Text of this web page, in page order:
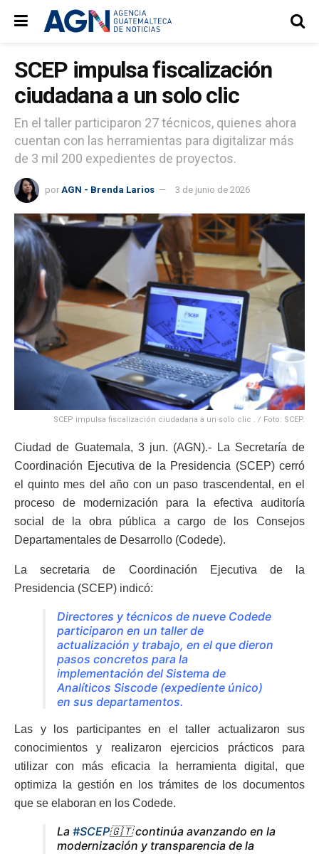
SCEP impulsa fiscalización
ciudadana a un solo clic
En el taller participaron 27 técnicos, quienes ahora
cuentan con las herramientas para digitalizar más
de 3 mil 200 expedientes de proyectos.
por AGN - Brenda Larios 3 de junio de 2026
SCEP impulsa fiscalización ciudadana a un solo clic . / Foto: SCEP.
Ciudad de Guatemala, 3 jun. (AGN).- La Secretaría de
Coordinación Ejecutiva de la Presidencia (SCEP) cerró
el quinto mes del año con un paso trascendental, en el
proceso de modernización para la efectiva auditoría
social de la obra pública a cargo de los Consejos
Departamentales de Desarrollo (Codede).
La secretaria de Coordinación Ejecutiva de la
Presidencia (SCEP) indicó:
Directores y técnicos de nueve Codede
participaron en un taller de
actualización y trabajo, en el que dieron
pasos concretos para la
implementación del Sistema de
Analíticos Siscode (expediente único)
en sus departamentos.
Las y los participantes en el taller actualizaron sus
conocimientos y realizaron ejercicios prácticos para
utilizar con más eficacia la herramienta digital, que
optimiza la gestión en los trámites de los documentos
que se elaboran en los Codede.
La #SCEP🇬🇹 continúa avanzando en la
modernización y transparencia de la